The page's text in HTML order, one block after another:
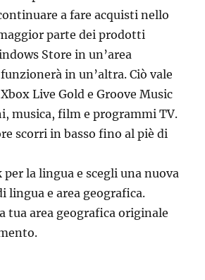
a fare acquisti nello
parte dei prodotti
Store in un’area
in un’altra. Ciò vale
Live Gold e Groove Music
musica, film e programmi TV.
scorri in basso fino al piè di
la lingua e scegli una nuova
lingua e area geografica.
tua area geografica originale